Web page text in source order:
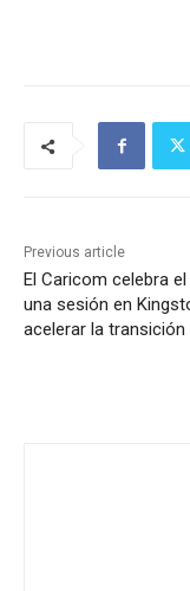
Previous article
El Caricom celebra el
una sesión en
acelerar la transición